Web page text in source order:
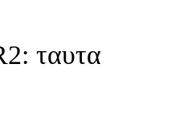
ταυτα